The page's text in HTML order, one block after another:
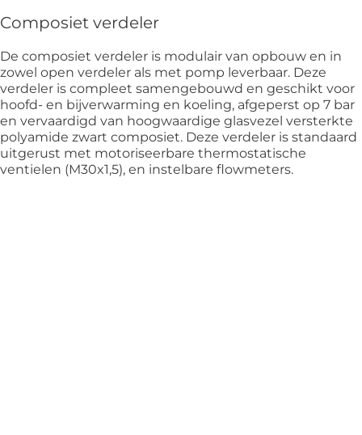
Composiet verdeler
De composiet verdeler is modulair van opbouw en in
zowel open verdeler als met pomp leverbaar. Deze
verdeler is compleet samengebouwd en geschikt voor
hoofd- en bijverwarming en koeling, afgeperst op 7 bar
en vervaardigd van hoogwaardige glasvezel versterkte
polyamide zwart composiet. Deze verdeler is standaard
uitgerust met motoriseerbare thermostatische
ventielen (M30x1,5), en instelbare flowmeters.